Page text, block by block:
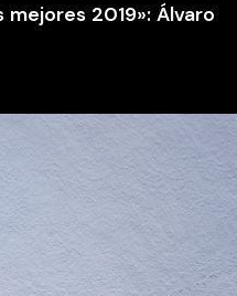
mejores 2019»: Álvaro